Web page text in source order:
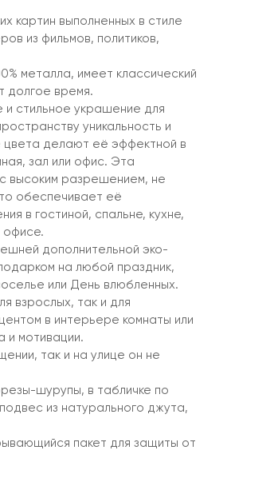
картин выполненных в стиле
из фильмов, политиков,
металла, имеет классический
долгое время.
стильное украшение для
уникальность и
цвета делают её эффектной в
зал или офис. Эта
высоким разрешением, не
обеспечивает её
в гостиной, спальне, кухне,
офисе.
дополнительной эко-
на любой праздник,
или День влюбленных.
взрослых, так и для
в интерьере комнаты или
и мотивации.
так и на улице он не
шурупы, в табличке по
из натурального джута,
пакет для защиты от